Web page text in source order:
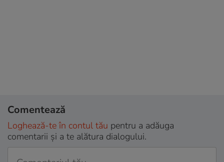
Comentează
Loghează-te în contul tău pentru a adăuga
comentarii și a te alătura dialogului.